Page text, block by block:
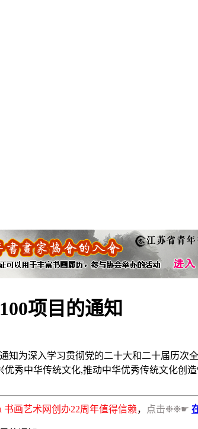
项目的通知
为深入学习贯彻党的二十大和二十届历
秀中华传统文化,推动中华优秀传统文化创
书画艺术网创办22周年值得信赖， 点击❉❉☛